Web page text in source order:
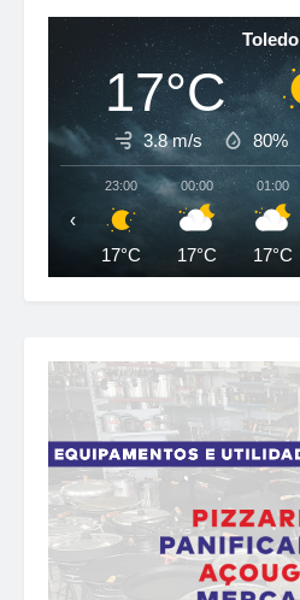
Toledo
17°C
3.8 m/s 80%
23:00
17°C
00:00
17°C
01:00
17°C
‹